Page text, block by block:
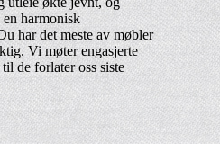
en harmonisk
har det meste av møbler
Vi møter engasjerte
de forlater oss siste